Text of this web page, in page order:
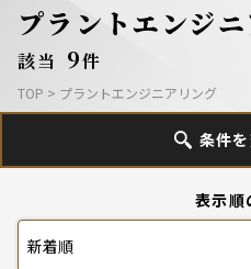
プラントエンジ
該当 9件
TOP > プラントエンジニアリング
条件
表示順